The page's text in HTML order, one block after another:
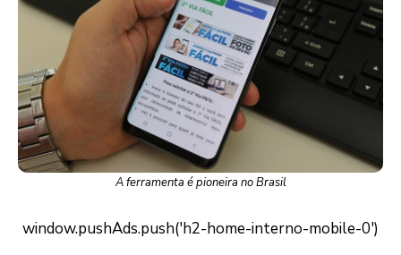
A ferramenta é pioneira no Brasil